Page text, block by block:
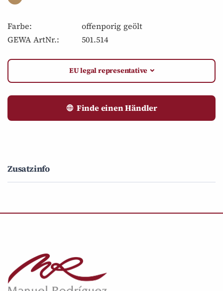
Farbe:
offenporig geölt
GEWA ArtNr.:
501.514
EU legal representative
Finde einen Händler
Zusatzinfo